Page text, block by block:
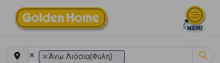
× ×Άνω Λιόσια(Φυλη)